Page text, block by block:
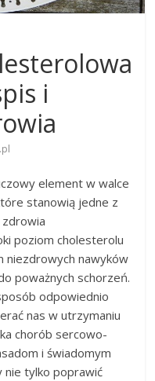
i
element w walce
stanowią jedne z
poziom cholesterolu
niezdrowych nawyków
poważnych schorzeń.
odpowiednio
nas w utrzymaniu
chorób sercowo-
i świadomym
nie tylko poprawić